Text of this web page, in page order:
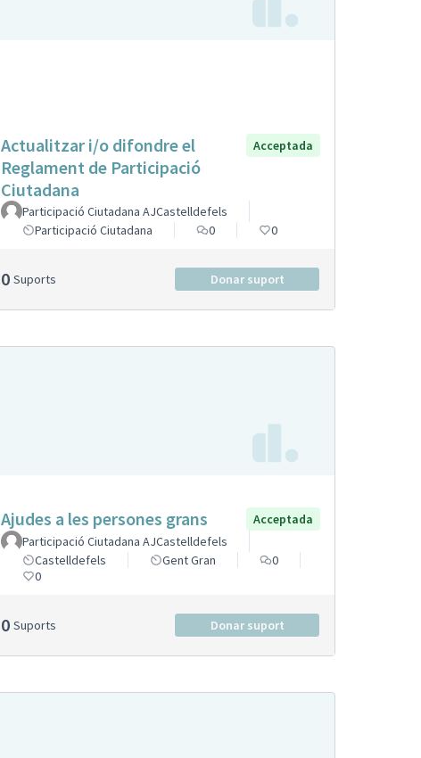
Actualitzar i/o difondre el
Reglament de Participació
Ciutadana
Acceptada
Participació Ciutadana AJCastelldefels
Participació Ciutadana
0 0
0 Suports Donar suport
Ajudes a les persones grans
Acceptada
Participació Ciutadana AJCastelldefels
Castelldefels
Gent Gran
0
0
0 Suports Donar suport